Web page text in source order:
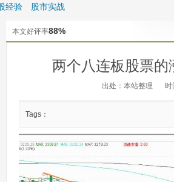
经验 股市实战
本文好评率88%
两个八连板股票的
出处：本站整理
Tags：